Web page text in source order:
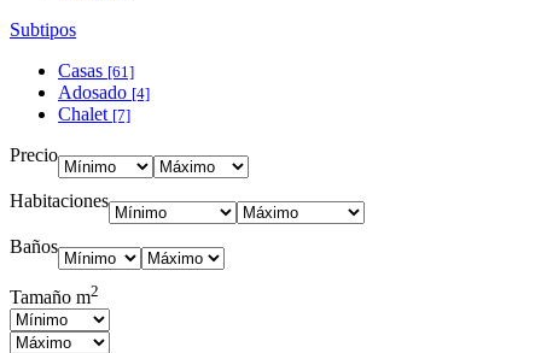
Subtipos
Casas [61]
Adosado [4]
Chalet [7]
Precio
Habitaciones
Baños
Tamaño m2